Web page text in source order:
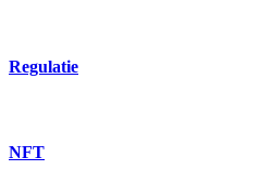
Regulatie
NFT